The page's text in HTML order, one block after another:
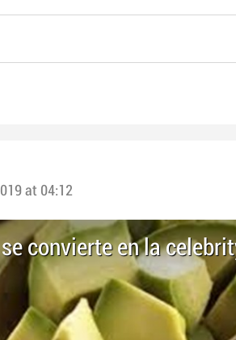
at 04:12
convierte en la